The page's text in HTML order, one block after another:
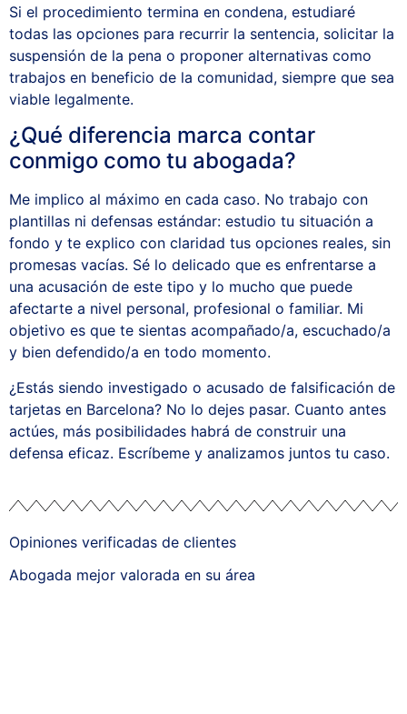
Si el procedimiento termina en condena, estudiaré
todas las opciones para recurrir la sentencia, solicitar la
suspensión de la pena o proponer alternativas como
trabajos en beneficio de la comunidad, siempre que sea
viable legalmente.
¿Qué diferencia marca contar
conmigo como tu abogada?
Me implico al máximo en cada caso. No trabajo con
plantillas ni defensas estándar: estudio tu situación a
fondo y te explico con claridad tus opciones reales, sin
promesas vacías. Sé lo delicado que es enfrentarse a
una acusación de este tipo y lo mucho que puede
afectarte a nivel personal, profesional o familiar. Mi
objetivo es que te sientas acompañado/a, escuchado/a
y bien defendido/a en todo momento.
¿Estás siendo investigado o acusado de falsificación de
tarjetas en Barcelona? No lo dejes pasar. Cuanto antes
actúes, más posibilidades habrá de construir una
defensa eficaz. Escríbeme y analizamos juntos tu caso.
Opiniones verificadas de clientes
Abogada mejor valorada en su área